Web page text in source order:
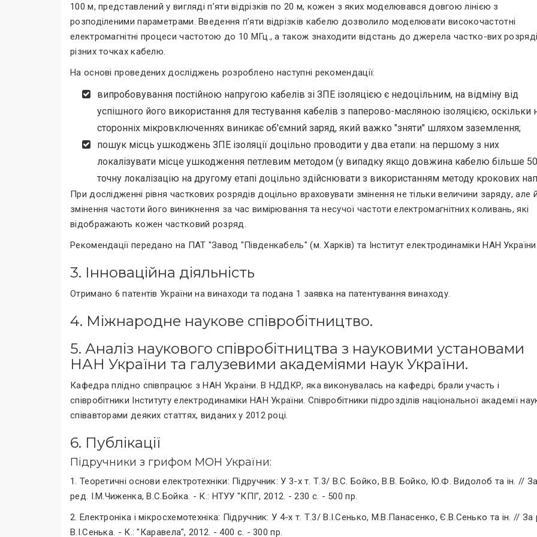
100 м, представлений у вигляді п’яти відрізків по 20 м, кожен з яких моделювався довгою лінією з
розподіленими параметрами. Введення п’яти відрізків кабелю дозволило моделювати високочастотні
електромагнітні процеси частотою до 10 МГц., а також знаходити відстань до джерела частко-вих
різних точках кабелю.
На основі проведених досліджень розроблено наступні рекомендації:
випробовування постійною напругою кабелів зі ЗПЕ ізоляцією є недоцільним, на відміну від
успішного його використання для тестування кабелів з паперово-масляною ізоляцією, оскільки
сторонніх мікровключеннях виникає об'ємний заряд, який важко "зняти" шляхом заземлення;
пошук місць ушкоджень ЗПЕ ізоляції доцільно проводити у два етапи: на першому з них
локалізувати місце ушкодження петлевим методом (у випадку якщо довжина кабелю більше
точну локалізацію на другому етапі доцільно здійснювати з використанням методу крокових
При дослідженні рівня часткових розрядів доцільно враховувати змінення не тільки величини заряду, але й
змінення частоти його виникнення за час вимірювання та несучої частоти електромагнітних коливань, які
відображають кожен частковий розряд.
Рекомендації передано на ПАТ "Завод "Південкабель" (м. Харків) та Інститут електродинаміки НАН України.
3. Інноваційна діяльність
Отримано 6 патентів України на винаходи та подана 1 заявка на патентування винаходу.
4. Міжнародне наукове співробітництво.
5. Аналіз наукового співробітництва з науковими установами
НАН України та галузевими академіями наук України.
Кафедра плідно співпрацює з НАН України. В НДДКР, яка виконувалась на кафедрі, брали участь і
співробітники Інституту електродинаміки НАН України. Співробітники підрозділів національної академії
співавторами деяких статтях, виданих у 2012 році.
6. Публікації
Підручники з грифом МОН України:
1. Теоретичні основи електротехніки: Підручник: У 3-х т. Т.3/ В.С. Бойко, В.В. Бойко, Ю.Ф. Видолоб та ін. //
ред. І.М.Чиженка, В.С.Бойка. - К.: НТУУ "КПІ", 2012. - 230 с. - 500 пр.
2. Електроніка і мікросхемотехніка: Підручник: У 4-х т. Т.3/ В.І.Сенько, М.В.Панасенко, Є.В.Сенько та ін. // За
В.І.Сенька. - К.: "Каравела", 2012. - 400 с. - 300 пр.